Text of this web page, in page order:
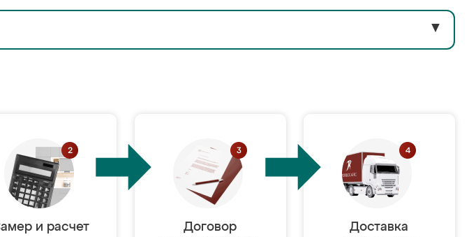
▼
и расчет
Договор
Доставка